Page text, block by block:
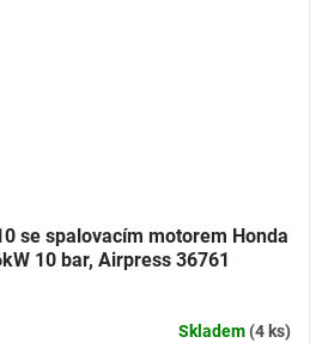
se spalovacím motorem Honda
10 bar, Airpress 36761
Skladem(4 ks)